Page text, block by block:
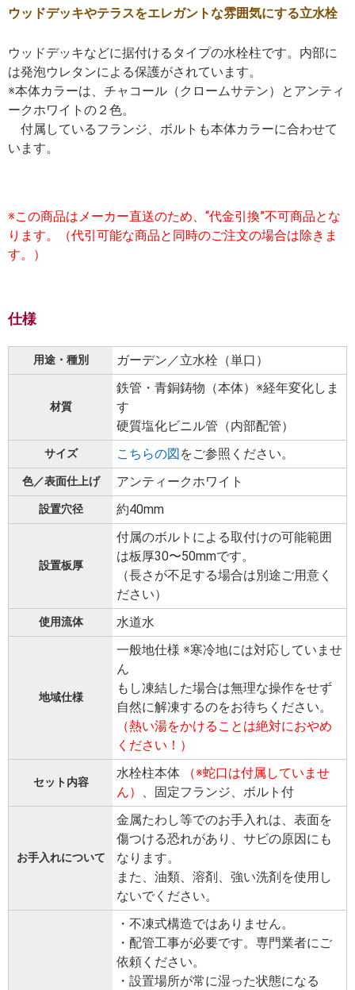
ウッドデッキやテラスをエレガントな雰囲気にする立水栓
ウッドデッキなどに据付けるタイプの水栓柱です。内部に
は発泡ウレタンによる保護がされています。
※本体カラーは、チャコール（クロームサテン）とアンティ
ークホワイトの２色。
付属しているフランジ、ボルトも本体カラーに合わせて
います。
※この商品はメーカー直送のため、“代金引換”不可商品とな
ります。（代引可能な商品と同時のご注文の場合は除きま
す。）
仕様
用途・種別 ガーデン／立水栓（単口）
材質
鉄管・青銅鋳物（本体）※経年変化しま
す
硬質塩化ビニル管（内部配管）
サイズ こちらの図 をご参照ください。
色／表面仕上げ アンティークホワイト
設置穴径 約40mm
設置板厚
付属のボルトによる取付けの可能範囲
は板厚30〜50mmです。
（長さが不足する場合は別途ご用意く
ださい）
使用流体 水道水
地域仕様
一般地仕様 ※寒冷地には対応していませ
ん
もし凍結した場合は無理な操作をせず
自然に解凍するのをお待ちください。
（熱い湯をかけることは絶対におやめ
ください！）
セット内容
水栓柱本体
（※蛇口は付属していませ
ん）
、固定フランジ、ボルト付
お手入れについて
金属たわし等でのお手入れは、表面を
傷つける恐れがあり、サビの原因にも
なります。
また、油類、溶剤、強い洗剤を使用し
ないでください。
・不凍式構造ではありません。
・配管工事が必要です。専門業者にご
依頼ください。
・設置場所が常に湿った状態になる